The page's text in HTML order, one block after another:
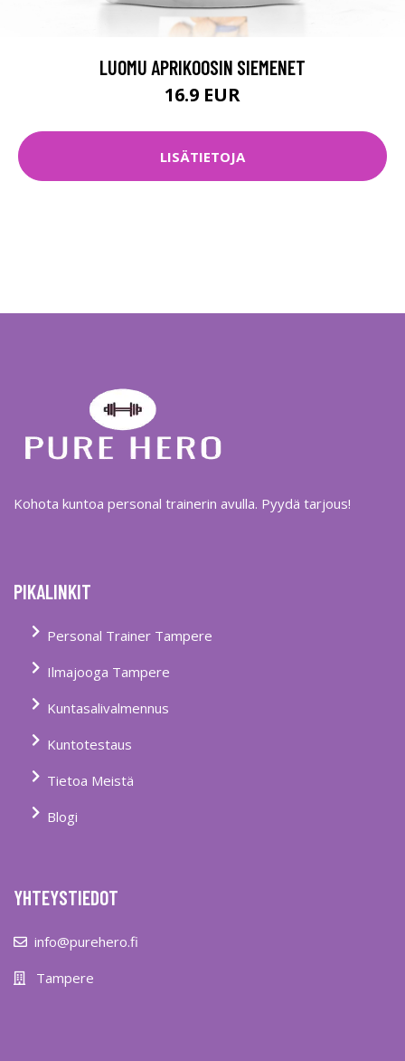
LUOMU APRIKOOSIN SIEMENET
16.9 EUR
LISÄTIETOJA
Kohota kuntoa personal trainerin avulla. Pyydä tarjous!
PIKALINKIT
Personal Trainer Tampere
Ilmajooga Tampere
Kuntasalivalmennus
Kuntotestaus
Tietoa Meistä
Blogi
YHTEYSTIEDOT
info@purehero.fi
Tampere